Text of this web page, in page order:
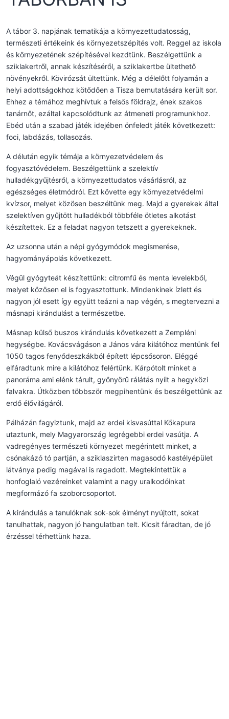
A tábor 3. napjának tematikája a környezettudatosság,
természeti értékeink és környezetszépítés volt. Reggel az iskola
és környezetének szépítésével kezdtünk. Beszélgettünk a
sziklakertről, annak készítéséről, a sziklakertbe ültethető
növényekről. Kövirózsát ültettünk. Még a délelőtt folyamán a
helyi adottságokhoz kötődően a Tisza bemutatására került sor.
Ehhez a témához meghívtuk a felsős földrajz, ének szakos
tanárnőt, ezáltal kapcsolódtunk az átmeneti programunkhoz.
Ebéd után a szabad játék idejében önfeledt játék következett:
foci, labdázás, tollasozás.
A délután egyik témája a környezetvédelem és
fogyasztóvédelem. Beszélgettünk a szelektív
hulladékgyűjtésről, a környezettudatos vásárlásról, az
egészséges életmódról. Ezt követte egy környezetvédelmi
kvízsor, melyet közösen beszéltünk meg. Majd a gyerekek által
szelektíven gyűjtött hulladékból többféle ötletes alkotást
készítettek. Ez a feladat nagyon tetszett a gyerekeknek.
Az uzsonna után a népi gyógymódok megismerése,
hagyományápolás következett.
Végül gyógyteát készítettünk: citromfű és menta levelekből,
melyet közösen el is fogyasztottunk. Mindenkinek ízlett és
nagyon jól esett így együtt teázni a nap végén, s megtervezni a
másnapi kirándulást a természetbe.
Másnap külső buszos kirándulás következett a Zempléni
hegységbe. Kovácsvágáson a János vára kilátóhoz mentünk fel
1050 tagos fenyődeszkákból épített lépcsősoron. Eléggé
elfáradtunk mire a kilátóhoz felértünk. Kárpótolt minket a
panoráma ami elénk tárult, gyönyörű rálátás nyílt a hegyközi
falvakra. Útközben többször megpihentünk és beszélgettünk az
erdő élővilágáról.
Pálházán fagyiztunk, majd az erdei kisvasúttal Kőkapura
utaztunk, mely Magyarország legrégebbi erdei vasútja. A
vadregényes természeti környezet megérintett minket, a
csónakázó tó partján, a sziklaszirten magasodó kastélyépület
látványa pedig magával is ragadott. Megtekintettük a
honfoglaló vezéreinket valamint a nagy uralkodóinkat
megformázó fa szoborcsoportot.
A kirándulás a tanulóknak sok-sok élményt nyújtott, sokat
tanulhattak, nagyon jó hangulatban telt. Kicsit fáradtan, de jó
érzéssel térhettünk haza.